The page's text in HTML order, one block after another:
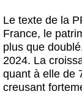
Le texte de la
France, le
plus que
2024. La
quant à elle de
creusant